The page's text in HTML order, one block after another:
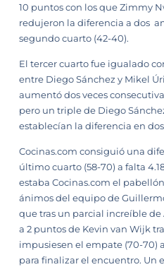
10 puntos con los que Zimmy
redujeron la diferencia a dos
segundo cuarto (42-40).
El tercer cuarto fue igualado
entre Diego Sánchez y Mikel
aumentó dos veces
pero un triple de Diego
establecían la diferencia en dos
Cocinas.com consiguió una
último cuarto (58-70) a falta
estaba Cocinas.com el
ánimos del equipo de
que tras un parcial increíble de
a 2 puntos de Kevin van Wijk
impusiesen el empate (70-70)
para finalizar el encuentro. Un